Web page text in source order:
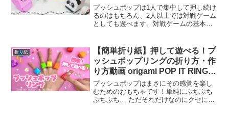
単！作って楽しい！／craft
OKUYA【Origami】
プッシュポップは1人で集中して押し続け
るのはもちろん、2人以上では対戦ゲーム
としても遊べます。対戦ゲームの基本
人が負けというもの。さらにアレンジを
加えて、隣り合うバブ...
折り紙
【簡単折り紙】押して遊べる！プ
ッシュポップリングの折り方・作
り方動画 origami POP IT RING
ポップイット DIY Paper Craft 可
愛い 指輪
プッシュポップはまさにその感覚を楽し
むためのおもちゃです！単純にぷちぷち
ぷちぷち… ただそれだけなのにクセにな